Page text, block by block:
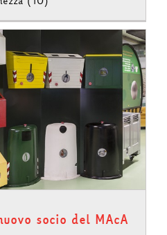
socio del MAcA